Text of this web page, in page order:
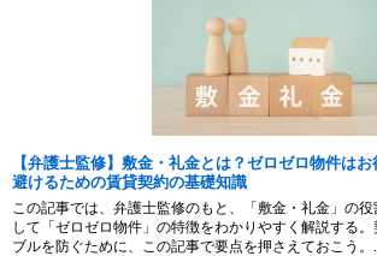
【弁護士監修】敷金・礼金とは？ゼロゼロ物件は
避けるための賃貸契約の基礎知識
この記事では、弁護士監修のもと、「敷金・礼金」の
して「ゼロゼロ物件」の特徴をわかりやすく解説する
ブルを防ぐために、この記事で要点を押さえておこう。...